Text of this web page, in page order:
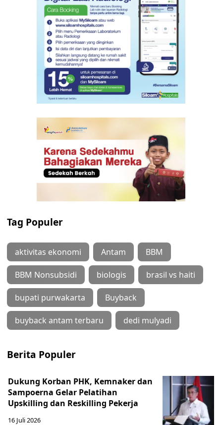
Tag Populer
aktivitas ekonomi Antam BBM
BBM Nonsubsidi biologis brasil vs haiti
bupati purwakarta Buyback
buyback antam terbaru dedi mulyadi
Berita Populer
Dukung Korban PHK, Kemnaker dan
Sampoerna Gelar Pelatihan
Upskilling dan Reskilling Pekerja
16 Juli 2026